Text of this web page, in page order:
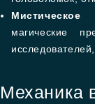
Мистическое
магические
Механика